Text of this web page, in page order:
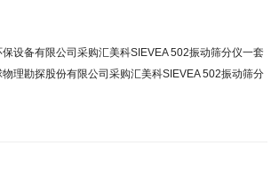
设备有限公司采购汇美科SIEVEA 502振动筛分仪一套
理勘探股份有限公司采购汇美科SIEVEA 502振动筛分